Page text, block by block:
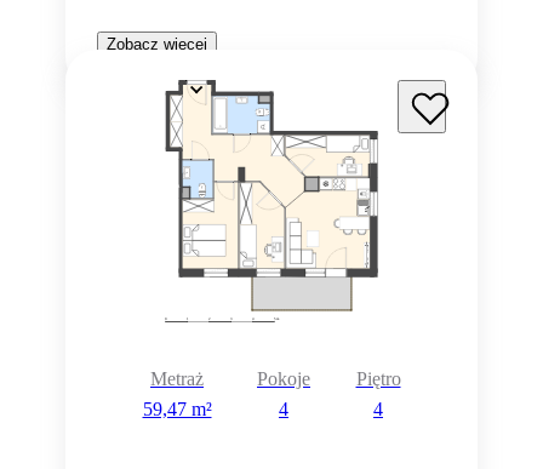
Zobacz więcej
Metraż
59,47 m²
Pokoje
4
Piętro
4